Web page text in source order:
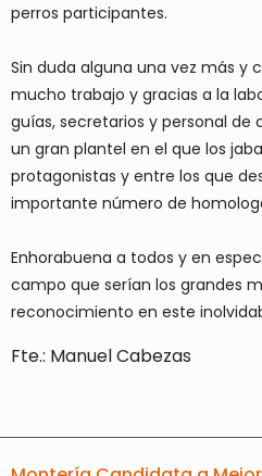
perros participantes.
Sin duda alguna una vez más y
mucho trabajo y gracias a la
guías, secretarios y personal
un gran plantel en el que los
protagonistas y entre los que
importante número de
Enhorabuena a todos y en
campo que serían los grandes
reconocimiento en este
Fte.: Manuel Cabezas